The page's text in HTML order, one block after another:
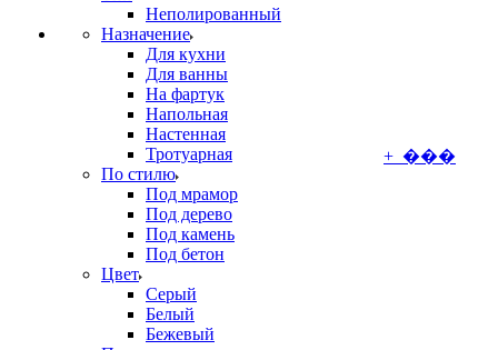
Неполированный
Назначение
Для кухни
Для ванны
На фартук
Напольная
Настенная
Тротуарная
По стилю
Под мрамор
Под дерево
Под камень
Под бетон
Цвет
Серый
Белый
Бежевый
+ ���